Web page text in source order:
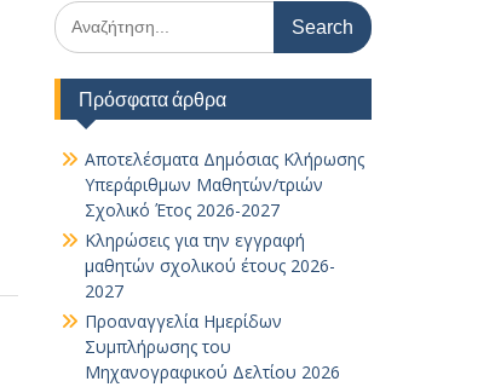
Search
for:
Πρόσφατα άρθρα
Αποτελέσματα Δημόσιας Κλήρωσης
Υπεράριθμων Μαθητών/τριών
Σχολικό Έτος 2026-2027
Κληρώσεις για την εγγραφή
μαθητών σχολικού έτους 2026-
2027
Προαναγγελία Ημερίδων
Συμπλήρωσης του
Μηχανογραφικού Δελτίου 2026